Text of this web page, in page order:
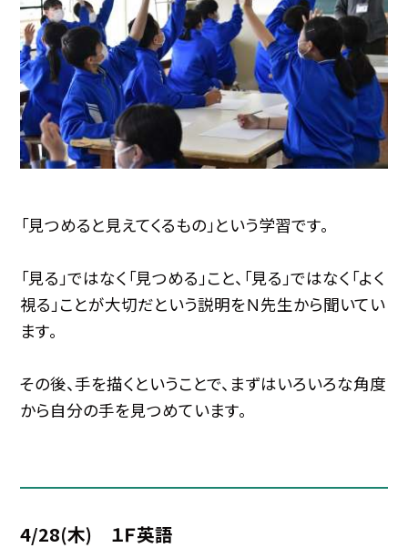
「見つめると見えてくるもの」という学習です。
「見る」ではなく「見つめる」こと、「見る」ではなく「よく
視る」ことが大切だという説明をＮ先生から聞いてい
ます。
その後、手を描くということで、まずはいろいろな角度
から自分の手を見つめています。
4/28(木) １Ｆ英語